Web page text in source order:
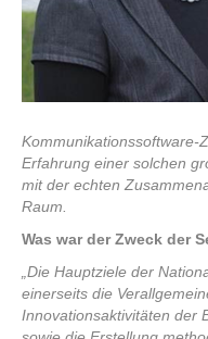
Kommunikationssoftware-
Erfahrung einer solchen
mit der echten
Raum.
Was war der Zweck der
„Die Hauptziele der
einerseits die
Innovationsaktivitäten der